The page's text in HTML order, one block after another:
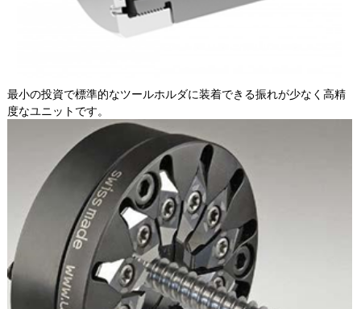
最小の投資で標準的なツールホルダに装着できる振れが少なく高精
度なユニットです。